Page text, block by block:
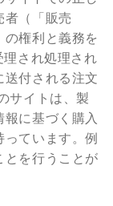
者（「販売
権利と義務を
理され処理され
送付される注文
サイトは、製
に基づく購入
ています。例
とを行うことが